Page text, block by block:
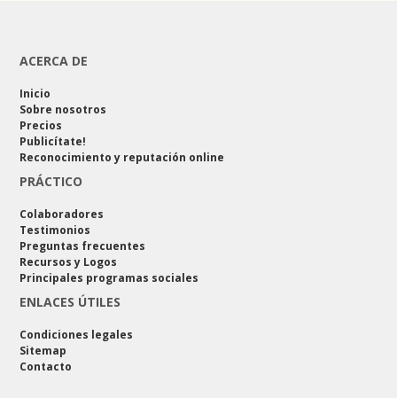
ACERCA DE
Inicio
Sobre nosotros
Precios
Publicítate!
Reconocimiento y reputación online
PRÁCTICO
Colaboradores
Testimonios
Preguntas frecuentes
Recursos y Logos
Principales programas sociales
ENLACES ÚTILES
Condiciones legales
Sitemap
Contacto